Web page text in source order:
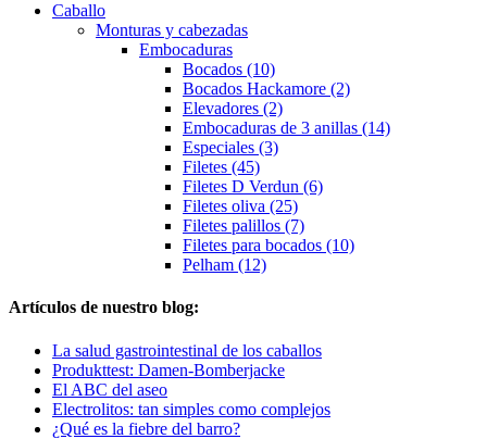
Caballo
Monturas y cabezadas
Embocaduras
Bocados (10)
Bocados Hackamore (2)
Elevadores (2)
Embocaduras de 3 anillas (14)
Especiales (3)
Filetes (45)
Filetes D Verdun (6)
Filetes oliva (25)
Filetes palillos (7)
Filetes para bocados (10)
Pelham (12)
Artículos de nuestro blog:
La salud gastrointestinal de los caballos
Produkttest: Damen-Bomberjacke
El ABC del aseo
Electrolitos: tan simples como complejos
¿Qué es la fiebre del barro?